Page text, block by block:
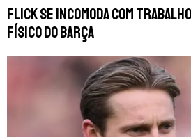
Flick se incomoda com
físico do Barça